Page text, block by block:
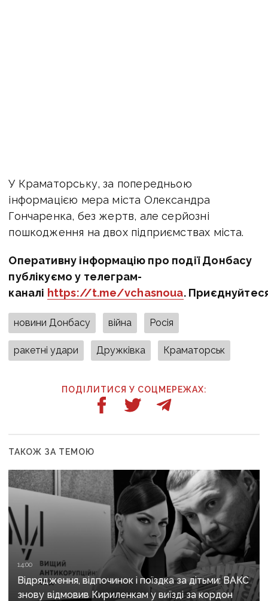
У Краматорську, за попередньою
інформацією мера міста Олександра
Гончаренка, без жертв, але серйозні
пошкодження на двох підприємствах міста.
Оперативну інформацію про події Донбасу
публікуємо у телеграм-
каналі https://t.me/vchasnoua.
новини Донбасу війна Росія
ракетні удари Дружківка Краматорськ
ПОДІЛИТИСЯ У СОЦМЕРЕЖАХ:
ТАКОЖ ЗА ТЕМОЮ
14:00
Відрядження, відпочинок і поїздка за дітьми: ВАКС
знову відмовив Кириленкам у виїзді за кордон